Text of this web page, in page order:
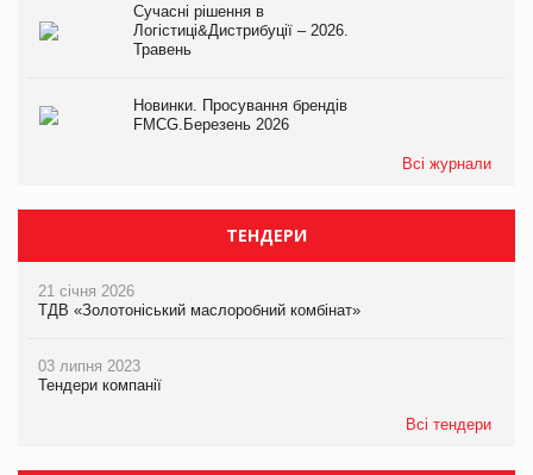
Сучасні рішення в
Логістиці&Дистрибуції – 2026.
Травень
Новинки. Просування брендів
FMCG.Березень 2026
Всі журнали
ТЕНДЕРИ
21 січня 2026
ТДВ «Золотоніський маслоробний комбінат»
03 липня 2023
Тендери компанії
Всі тендери